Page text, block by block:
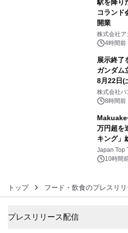
駅を降
コランド
開業
株式会社ア
4時間前
展示終了
ガンダム
8月22日(
像『
BEYOND
株式会社
8時間前
Makuake
万円超を
キング」
浴シンギ
ズ（XL・
Japan Top
10時間
トップ フード・飲食のプレスリ
プレスリリース配信